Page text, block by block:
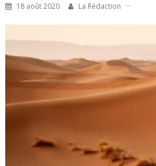
18 août 2020 La Rédaction